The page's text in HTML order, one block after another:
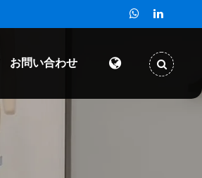
お問い合わせ